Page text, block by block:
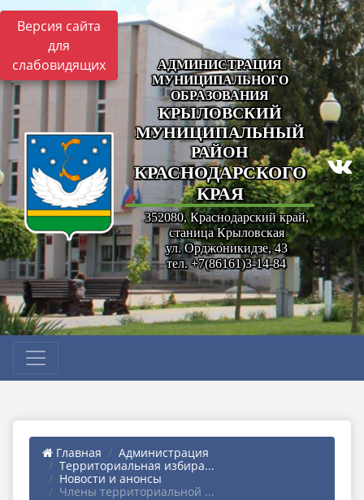
Версия сайта
для
слабовидящих
АДМИНИСТРАЦИЯ
МУНИЦИПАЛЬНОГО
ОБРАЗОВАНИЯ
КРЫЛОВСКИЙ
МУНИЦИПАЛЬНЫЙ
РАЙОН
КРАСНОДАРСКОГО
КРАЯ
352080, Краснодарский край,
станица Крыловская
ул. Орджоникидзе, 43
тел. +7(86161)3-14-84
Главная
Администрация
Территориальная избира...
Новости и анонсы
Члены территориальной ...